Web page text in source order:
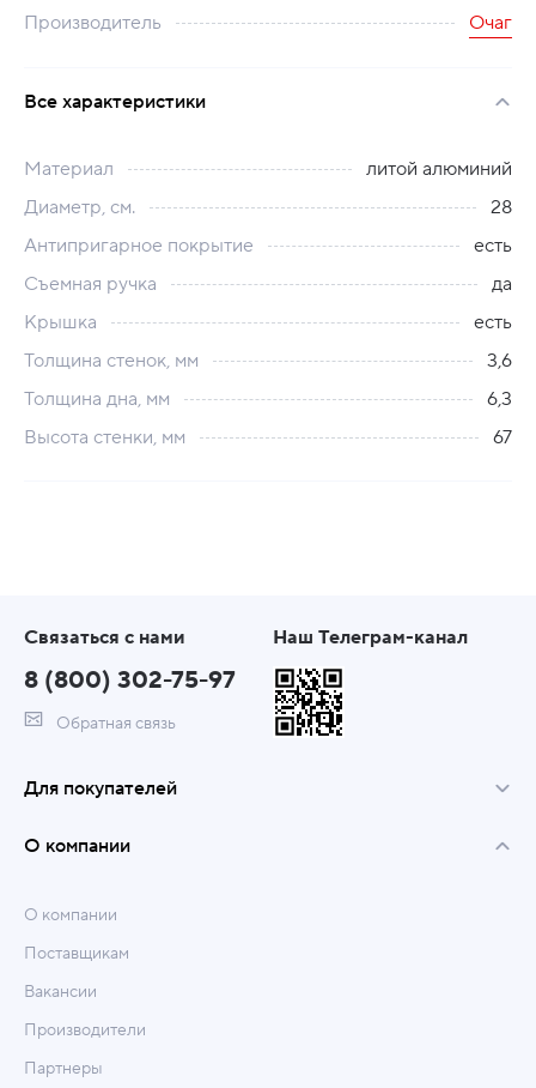
Производитель
Очаг
Все характеристики
Материал
литой алюминий
Диаметр, см.
28
Антипригарное покрытие
есть
Съемная ручка
да
Крышка
есть
Толщина стенок, мм
3,6
Толщина дна, мм
6,3
Высота стенки, мм
67
Связаться с нами
8 (800) 302-75-97
Обратная связь
Наш Телеграм-канал
Для покупателей
О компании
О компании
Поставщикам
Вакансии
Производители
Партнеры